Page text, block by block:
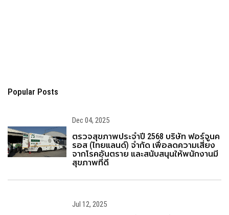
Popular Posts
Dec 04, 2025
ตรวจสุขภาพประจำปี 2568 บริษัท ฟอร์จูนค
รอส (ไทยแลนด์) จำกัด เพื่อลดความเสี่ยง
จากโรคอันตราย และสนับสนุนให้พนักงานมี
สุขภาพที่ดี
Jul 12, 2025